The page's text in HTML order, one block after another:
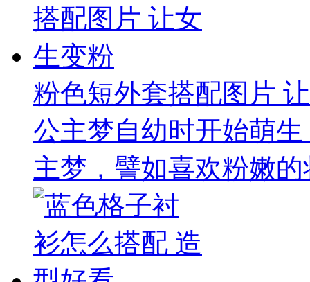
粉色短外套搭配图片
公主梦自幼时开始萌
主梦，譬如喜欢粉嫩